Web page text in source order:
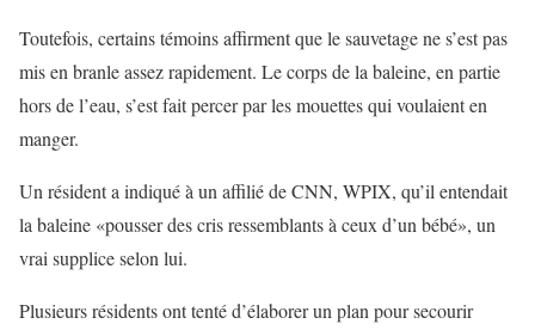
Toutefois, certains témoins affirment que le sauvetage ne s’est pas
mis en branle assez rapidement. Le corps de la baleine, en partie
hors de l’eau, s’est fait percer par les mouettes qui voulaient en
manger.
Un résident a indiqué à un affilié de CNN, WPIX, qu’il entendait
la baleine «pousser des cris ressemblants à ceux d’un bébé», un
vrai supplice selon lui.
Plusieurs résidents ont tenté d’élaborer un plan pour secourir